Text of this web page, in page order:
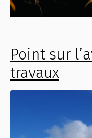
Point sur
travaux